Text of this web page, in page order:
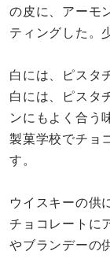
の皮に、アーモ
ティングした。
白には、ピスタ
白には、ピスタ
ンにもよく合う
製菓学校でチョ
す。
ウイスキーの供
チョコレートに
やブランデーの